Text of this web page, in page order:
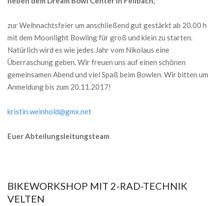
zur Weihnachtsfeier um anschließend gut gestärkt ab 20.00 h
mit dem Moonlight Bowling für groß und klein zu starten.
Natürlich wird es wie jedes Jahr vom Nikolaus eine
Überraschung geben. Wir freuen uns auf einen schönen
gemeinsamen Abend und viel Spaß beim Bowlen. Wir bitten um
Anmeldung bis zum 20.11.2017!
kristin.weinhold@gmx.net
Euer Abteilungsleitungsteam
BIKEWORKSHOP MIT 2-RAD-TECHNIK
VELTEN